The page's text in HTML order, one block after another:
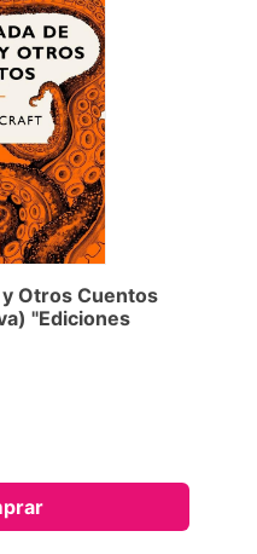
Otros Cuentos
"Ediciones